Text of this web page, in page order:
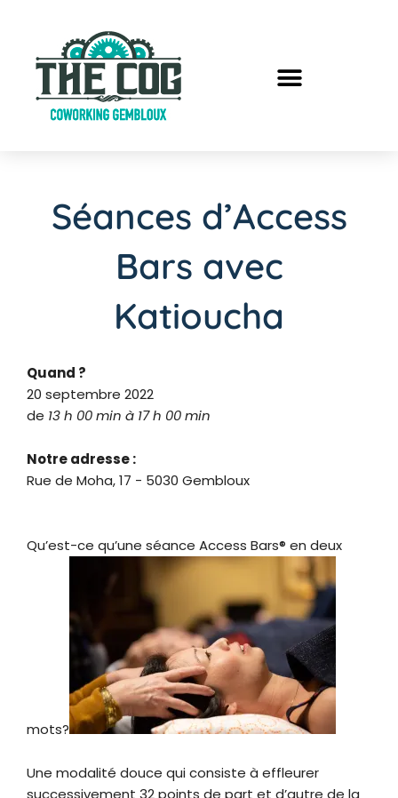
Séances d’Access
Bars avec
Katioucha
Quand ?
20 septembre 2022
de 13 h 00 min à 17 h 00 min
Notre adresse :
Rue de Moha, 17 - 5030 Gembloux
Qu’est-ce qu’une séance Access Bars® en deux
mots?
Une modalité douce qui consiste à effleurer
successivement 32 points de part et d’autre de la